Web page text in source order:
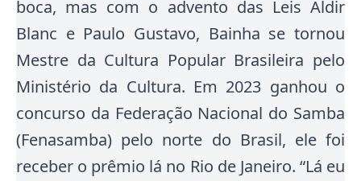
boca, mas com o advento das Leis Aldir
Blanc e Paulo Gustavo, Bainha se tornou
Mestre da Cultura Popular Brasileira pelo
Ministério da Cultura. Em 2023 ganhou o
concurso da Federação Nacional do Samba
(Fenasamba) pelo norte do Brasil, ele foi
receber o prêmio lá no Rio de Janeiro. “Lá eu